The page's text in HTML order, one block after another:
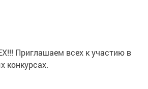
Приглашаем всех к участию в
конкурсах.